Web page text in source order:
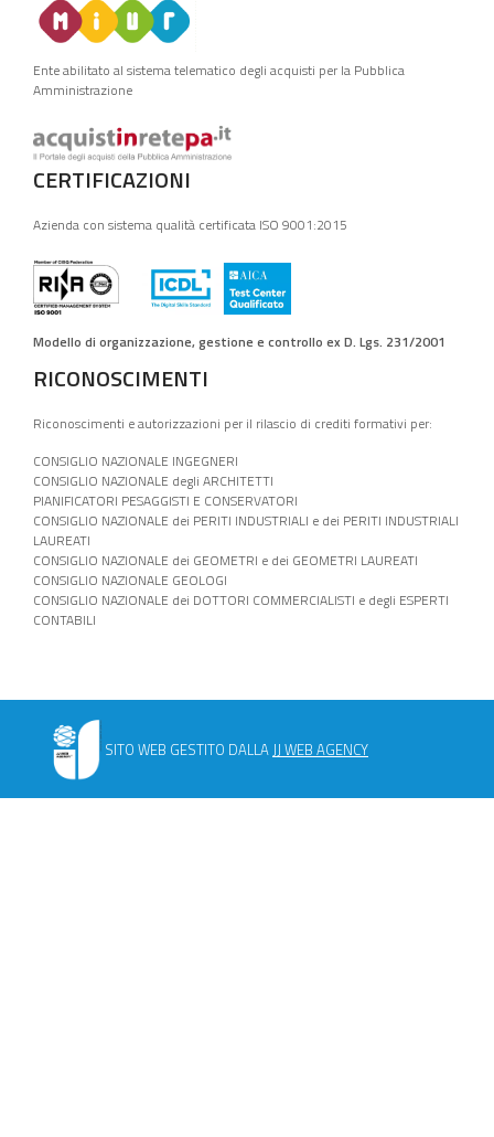
Ente abilitato al sistema telematico degli acquisti per la Pubblica
Amministrazione
CERTIFICAZIONI
Azienda con sistema qualità certificata ISO 9001:2015
Modello di organizzazione, gestione e controllo ex D. Lgs. 231/2001
RICONOSCIMENTI
Riconoscimenti e autorizzazioni per il rilascio di crediti formativi per:
CONSIGLIO NAZIONALE INGEGNERI
CONSIGLIO NAZIONALE degli ARCHITETTI
PIANIFICATORI PESAGGISTI E CONSERVATORI
CONSIGLIO NAZIONALE dei PERITI INDUSTRIALI e dei PERITI INDUSTRIALI
LAUREATI
CONSIGLIO NAZIONALE dei GEOMETRI e dei GEOMETRI LAUREATI
CONSIGLIO NAZIONALE GEOLOGI
CONSIGLIO NAZIONALE dei DOTTORI COMMERCIALISTI e degli ESPERTI
CONTABILI
SITO WEB GESTITO DALLA JJ WEB AGENCY